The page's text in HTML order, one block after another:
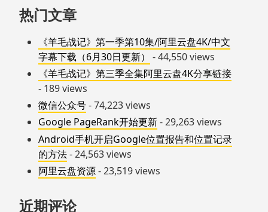
热门文章
《羊毛战记》第一季第10集/阿里云盘4K/中文
字幕下载（6月30日更新）
- 44,550 views
《羊毛战记》第三季全集阿里云盘4K分享链接
- 189 views
微信公众号- 74,223 views
Google PageRank开始更新- 29,263 views
Android手机开启Google位置报告和位置记录
的方法- 24,563 views
阿里云盘资源- 23,519 views
近期评论